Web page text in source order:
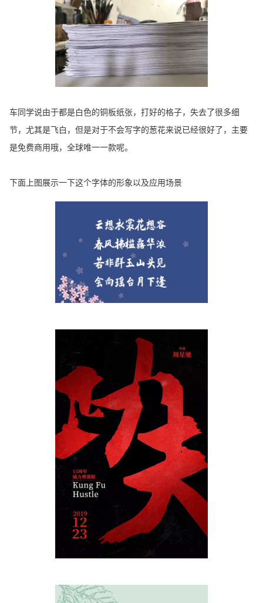
车同学说由于都是白色的铜板纸张，打好的格子，失去了很多细
节，尤其是飞白，但是对于不会写字的葱花来说已经很好了，主要
是免费商用哦，全球唯一一款呢。
下面上图展示一下这个字体的形象以及应用场景